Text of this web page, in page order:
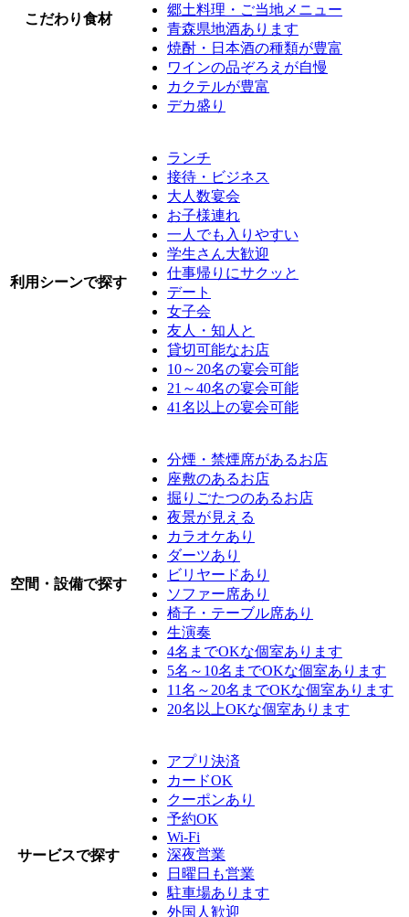
こだわり食材
郷土料理・ご当地メニュー
青森県地酒あります
焼酎・日本酒の種類が豊富
ワインの品ぞろえが自慢
カクテルが豊富
デカ盛り
利用シーンで探す
ランチ
接待・ビジネス
大人数宴会
お子様連れ
一人でも入りやすい
学生さん大歓迎
仕事帰りにサクッと
デート
女子会
友人・知人と
貸切可能なお店
10～20名の宴会可能
21～40名の宴会可能
41名以上の宴会可能
空間・設備で探す
分煙・禁煙席があるお店
座敷のあるお店
掘りごたつのあるお店
夜景が見える
カラオケあり
ダーツあり
ビリヤードあり
ソファー席あり
椅子・テーブル席あり
生演奏
4名までOKな個室あります
5名～10名までOKな個室あります
11名～20名までOKな個室あります
20名以上OKな個室あります
サービスで探す
アプリ決済
カードOK
クーポンあり
予約OK
Wi-Fi
深夜営業
日曜日も営業
駐車場あります
外国人歓迎